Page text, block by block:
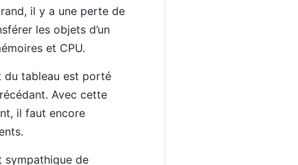
il y a une perte de
les objets d’un
et CPU.
du tableau est porté
Avec cette
il faut encore
sympathique de